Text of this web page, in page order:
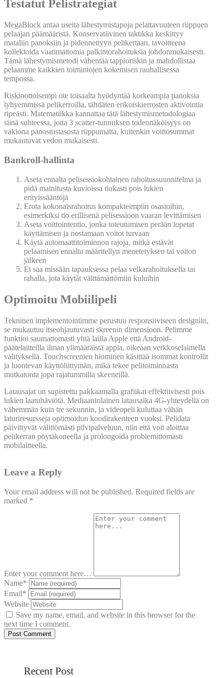
Testatut Pelistrategiat
MegaBlock antaa useita lähestymistapoja pelattavuuteen riippuen
pelaajan päämääristä. Konservatiivinen taktikka keskittyy
mataliin panoksiin ja pidennettyyn pelikertaan, tavoitteena
kollektoida vaatimattomia palkintorahoituksia johdonmukaisesti.
Tämä lähestymismetodi vähentää tappioriskin ja mahdollistaa
pelaamme kaikkien toimintojen kokemisen rauhallisessa
tempossa.
Riskinottoisempi ote toisaalta hyödyntää korkeampia panoksia
lyhyemmissä pelikerroilla, tähdäten erikoiskierrosten aktivointia
ripeästi. Matematiikka kannattaa tätä lähestymismetodologiaa
siinä suhteessa, jotta 3 scatter-tunnuksen todennäköisyys on
vakiona panostustasosta riippumatta, kuitenkin voittosummat
mukautuvat vedon mukaisesti.
Bankroll-hallinta
Aseta ennalta pelisessiokohtainen rahoitussuunnitelma ja
pidä mainitusta kuvioissa tiukasti pois lukien
erityissääntöjä
Erota kokonaisrahoitus kompakteimpiin osastoihin,
esimerkiksi tio erillisenä pelisessioon vaaran levittämisen
Aseta voittointentio, jonka toteutumisen perään lopetat
käyttämisen ja nostamaan voitot turvaan
Käytä automaattitoiminnon rajoja, mitkä estävät
pelaamisen ennalta määritellyn menetetyksen tai voiton
jälkeen
Et saa missään tapauksessa pelaa velkarahoituksella tai
rahalla, jota käytät välttämättömiin kuluihin
Optimoitu Mobiilipeli
Tekninen implementointimme perustuu responsiiviseen designiin,
se mukautuu itseohjautuvasti skreenin dimensioon. Pelimme
funktioi saumattomasti yhtä lailla Apple että Android-
päätelaitteilla ilman ylimääräistä appia, oikeaan verkkoselaimella
välityksellä. Touchscreenien hiominen käsittää isommat kontrollit
ja luontevan käyttöliittymän, mikä tekee pelitoiminnasta
mutkatonta jopa rajatummilla skeeneillä.
Latausajat on supistettu pakkaamalla grafiikat effektiivisesti pois
lukien laatuhäviötä. Mediaaninlainen latausaika 4G-yhteydellä on
vähemmän kuin tre sekunnin, ja videopeli kuluttaa vähän
laturiresursseja optimoidun koodirakenteen vuoksi. Pelidata
päivittyvät välittömästi pilvipalveluun, niin että voit aloittaa
pelikerran pöytäkoneella ja prolongoida problemittomasti
mobilaitteella.
Leave a Reply
Your email address will not be published. Required fields are
marked *
Enter your comment here…
Name*
Email*
Website
Save my name, email, and website in this browser for the
next time I comment.
Recent Post